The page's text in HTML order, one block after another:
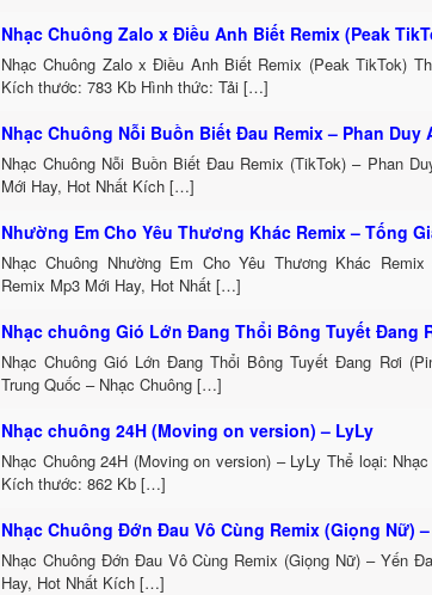
Nhạc Chuông Zalo x Điều Anh Biết Remix (Peak
Nhạc Chuông Zalo x Điều Anh Biết Remix (Peak TikTok)
Kích thước: 783 Kb Hình thức: Tải […]
Nhạc Chuông Nỗi Buồn Biết Đau Remix – Phan Duy
Nhạc Chuông Nỗi Buồn Biết Đau Remix (TikTok) – Phan
Mới Hay, Hot Nhất Kích […]
Nhường Em Cho Yêu Thương Khác Remix – Tống
Nhạc Chuông Nhường Em Cho Yêu Thương Khác
Remix Mp3 Mới Hay, Hot Nhất […]
Nhạc chuông Gió Lớn Đang Thổi Bông Tuyết Đang
Nhạc Chuông Gió Lớn Đang Thổi Bông Tuyết Đang Rơi
Trung Quốc – Nhạc Chuông […]
Nhạc chuông 24H (Moving on version) – LyLy
Nhạc Chuông 24H (Moving on version) – LyLy Thể loại:
Kích thước: 862 Kb […]
Nhạc Chuông Đớn Đau Vô Cùng Remix (Giọng Nữ)
Nhạc Chuông Đớn Đau Vô Cùng Remix (Giọng Nữ) – Yến
Hay, Hot Nhất Kích […]